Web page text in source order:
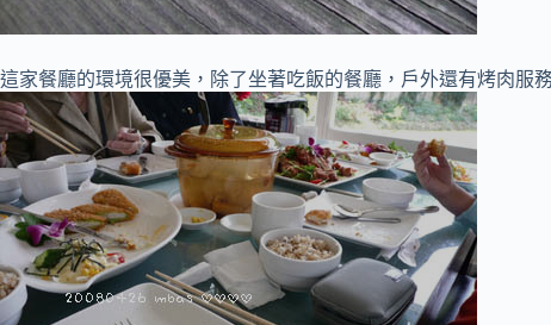
這家餐廳的環境很優美，除了坐著吃飯的餐廳，戶外還有烤肉